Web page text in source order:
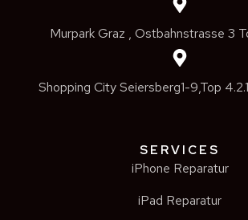
Murpark Graz , Ostbahnstrasse 3
Shopping City Seiersberg1-9,Top
SERVICES
iPhone Reparatur
iPad Reparatur